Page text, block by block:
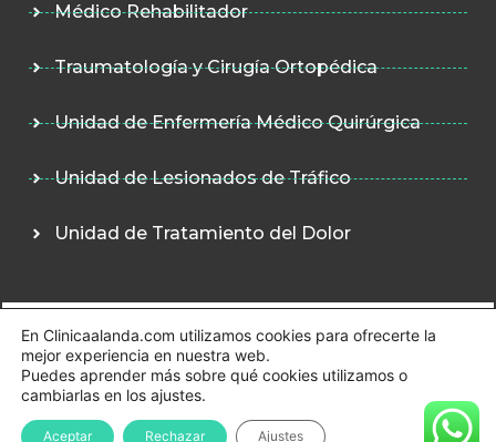
Médico Rehabilitador
Traumatología y Cirugía Ortopédica
Unidad de Enfermería Médico Quirúrgica
Unidad de Lesionados de Tráfico
Unidad de Tratamiento del Dolor
Aviso LegalPolítica de Privacidad
Política de Cookies
© 2026 Clínica Alanda Rehabilitación y Fisioterapia.
Todos los derechos reservados
En Clinicaalanda.com utilizamos cookies para ofrecerte la
mejor experiencia en nuestra web.
Puedes aprender más sobre qué cookies utilizamos o
cambiarlas en los ajustes.
Aceptar Rechazar Ajustes